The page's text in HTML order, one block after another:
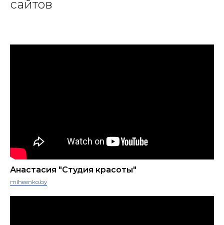
сайтов
Анастасия "Cтудия красоты"
miheenko.by